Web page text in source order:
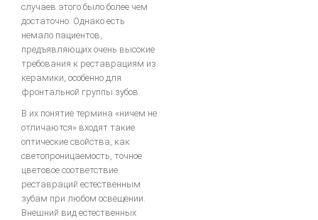
Художественное моделирование и реставрация зубов
Анатомическая форма жевательной поверхности
Общие моделирование
Восковое моделирование окклюзионных поверхностей зубов
Техника моделирования металлокерамического зубного протеза
Моделирование окклюзионной поверхности искусственных
коронок, пломб и вкладок
ПАРАЛЛЕЛОМЕТРИЯ В ОРТОПЕДИЧЕСКОЙ СТОМАТОЛОГИИ
ЛИТЬЕ
случаев этого было более чем
достаточно. Однако есть
немало пациентов,
предъявляющих очень высокие
требования к реставрациям из
керамики, особенно для
фронтальной группы зубов.
В их понятие термина «ничем не
отличаются» входят такие
оптические свойства, как
светопроницаемость, точное
цветовое соответствие
реставраций естественным
зубам при любом освещении.
Внешний вид естественных